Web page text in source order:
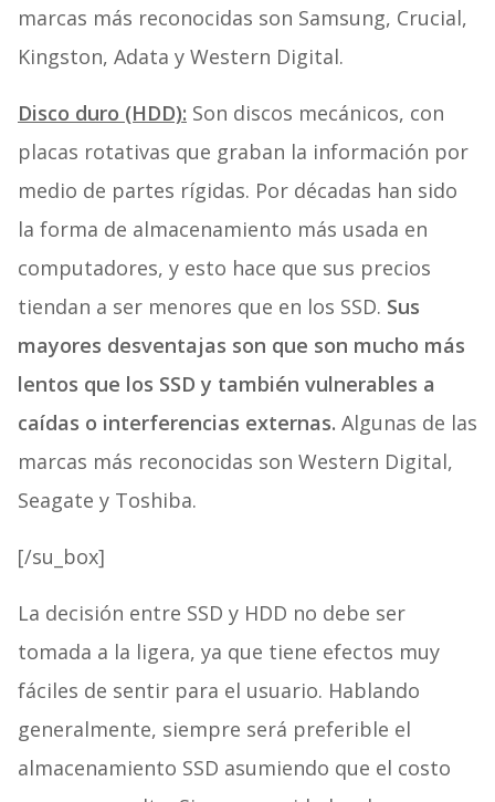
marcas más reconocidas son Samsung, Crucial,
Kingston, Adata y Western Digital.
Disco duro (HDD): Son discos mecánicos, con
placas rotativas que graban la información por
medio de partes rígidas. Por décadas han sido
la forma de almacenamiento más usada en
computadores, y esto hace que sus precios
tiendan a ser menores que en los SSD. Sus
mayores desventajas son que son mucho más
lentos que los SSD y también vulnerables a
caídas o interferencias externas. Algunas de las
marcas más reconocidas son Western Digital,
Seagate y Toshiba.
[/su_box]
La decisión entre SSD y HDD no debe ser
tomada a la ligera, ya que tiene efectos muy
fáciles de sentir para el usuario. Hablando
generalmente, siempre será preferible el
almacenamiento SSD asumiendo que el costo